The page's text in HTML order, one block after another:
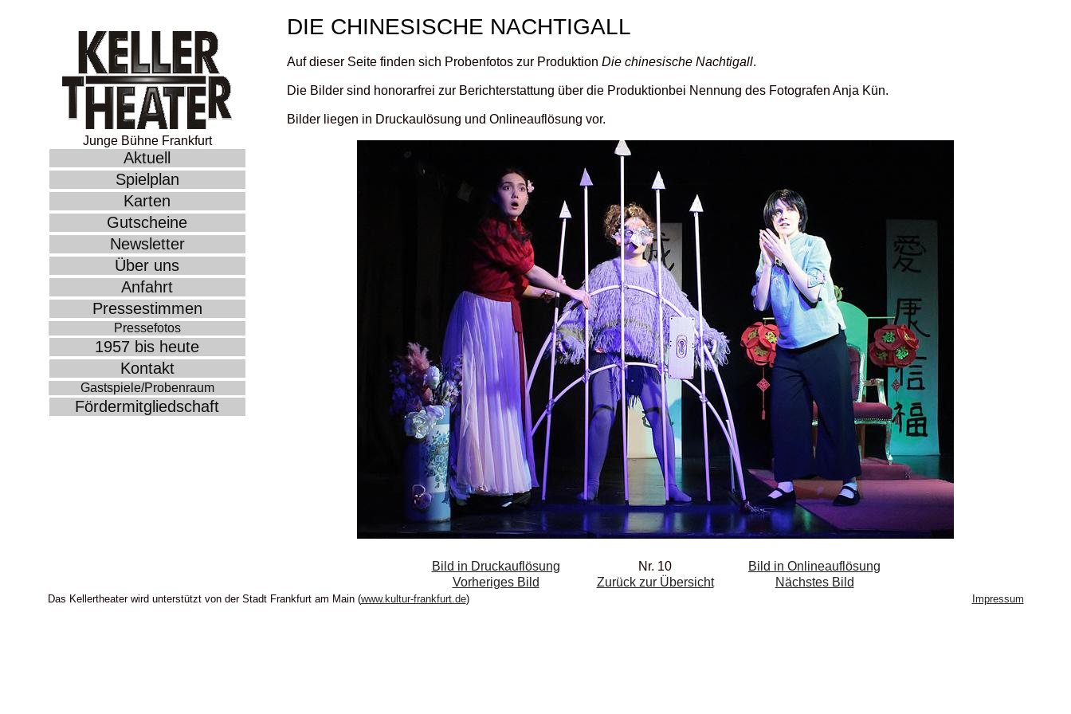
Junge Bühne Frankfurt
Aktuell
Spielplan
Karten
Gutscheine
Newsletter
Über uns
Anfahrt
Pressestimmen
Pressefotos
1957 bis heute
Kontakt
Gastspiele/Probenraum
Fördermitgliedschaft
DIE CHINESISCHE NACHTIGALL
Auf dieser Seite finden sich Probenfotos zur Produktion Die chinesische Nachtigall.
Die Bilder sind honorarfrei zur Berichterstattung über die Produktionbei Nennung des Fotografen Anja Kün.
Bilder liegen in Druckaulösung und Onlineauflösung vor.
Bild in Druckauflösung Nr. 10
Bild in Onlineauflösung
Vorheriges Bild
Zurück zur Übersicht Nächstes Bild
Das Kellertheater wird unterstützt von der Stadt Frankfurt am Main (www.kultur-frankfurt.de) Impressum